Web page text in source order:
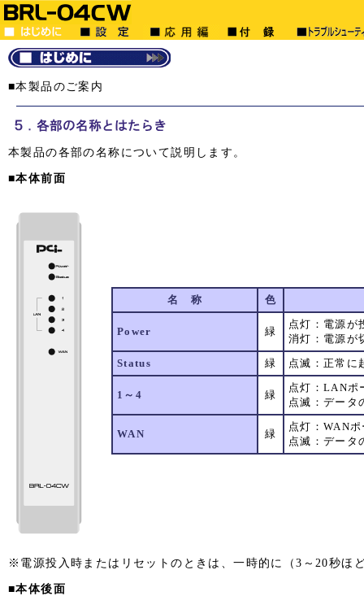
■本製品のご案内
本製品の各部の名称について説明します。
■本体前面
名 称 色
Power 緑
点灯：電源が
消灯：電源が
Status
緑 点滅：正常に
1～4 緑
点灯：LANポ
点滅：データ
WAN 緑
点灯：WAN
点滅：データ
※電源投入時またはリセットのときは、一時的に（3～20秒ほ
■本体後面